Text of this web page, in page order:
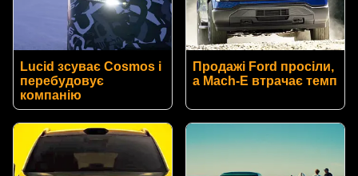
Lucid зсуває Cosmos і
перебудовує
компанію
Продажі Ford просіли,
а Mach-E втрачає темп